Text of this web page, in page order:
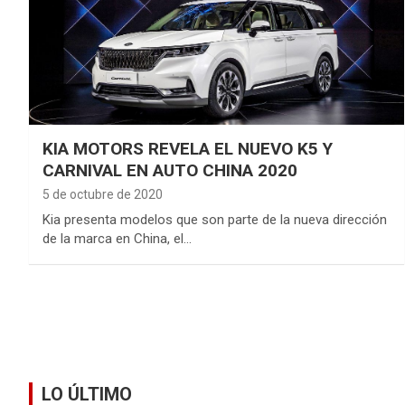
KIA MOTORS REVELA EL NUEVO K5 Y
CARNIVAL EN AUTO CHINA 2020
5 de octubre de 2020
Kia presenta modelos que son parte de la nueva dirección
de la marca en China, el…
LO ÚLTIMO